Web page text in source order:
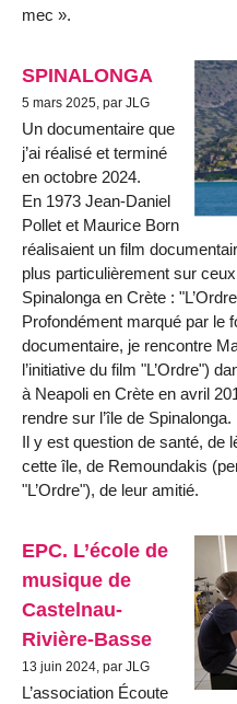
mec ».
SPINALONGA
5 mars 2025, par JLG
Un documentaire que
j’ai réalisé et terminé
en octobre 2024.
En 1973 Jean-Daniel
Pollet et Maurice Born
réalisaient un film
plus particulièrement sur
Spinalonga en Crète :
Profondément marqué par le
documentaire, je rencontre
l’initiative du film "L’Ordre")
à Neapoli en Crète en avril
rendre sur l’île de Spinalonga.
Il y est question de santé, de
cette île, de Remoundakis
"L’Ordre"), de leur amitié.
EPC. L’école de
musique de
Castelnau-
Rivière-Basse
13 juin 2024, par JLG
L’association Écoute